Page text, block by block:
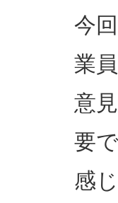
今
業
意
要
感